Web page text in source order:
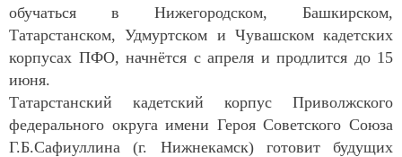
обучаться в Нижегородском, Башкирском,
Татарстанском, Удмуртском и Чувашском кадетских
корпусах ПФО, начнётся с апреля и продлится до 15
июня.
Татарстанский кадетский корпус Приволжского
федерального округа имени Героя Советского Союза
Г.Б.Сафиуллина (г. Нижнекамск) готовит будущих